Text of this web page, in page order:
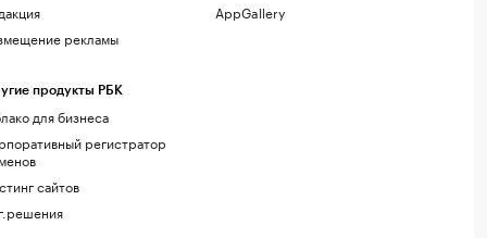
рекламы
продукты РБК
для бизнеса
регистратор
сайтов
AppGallery